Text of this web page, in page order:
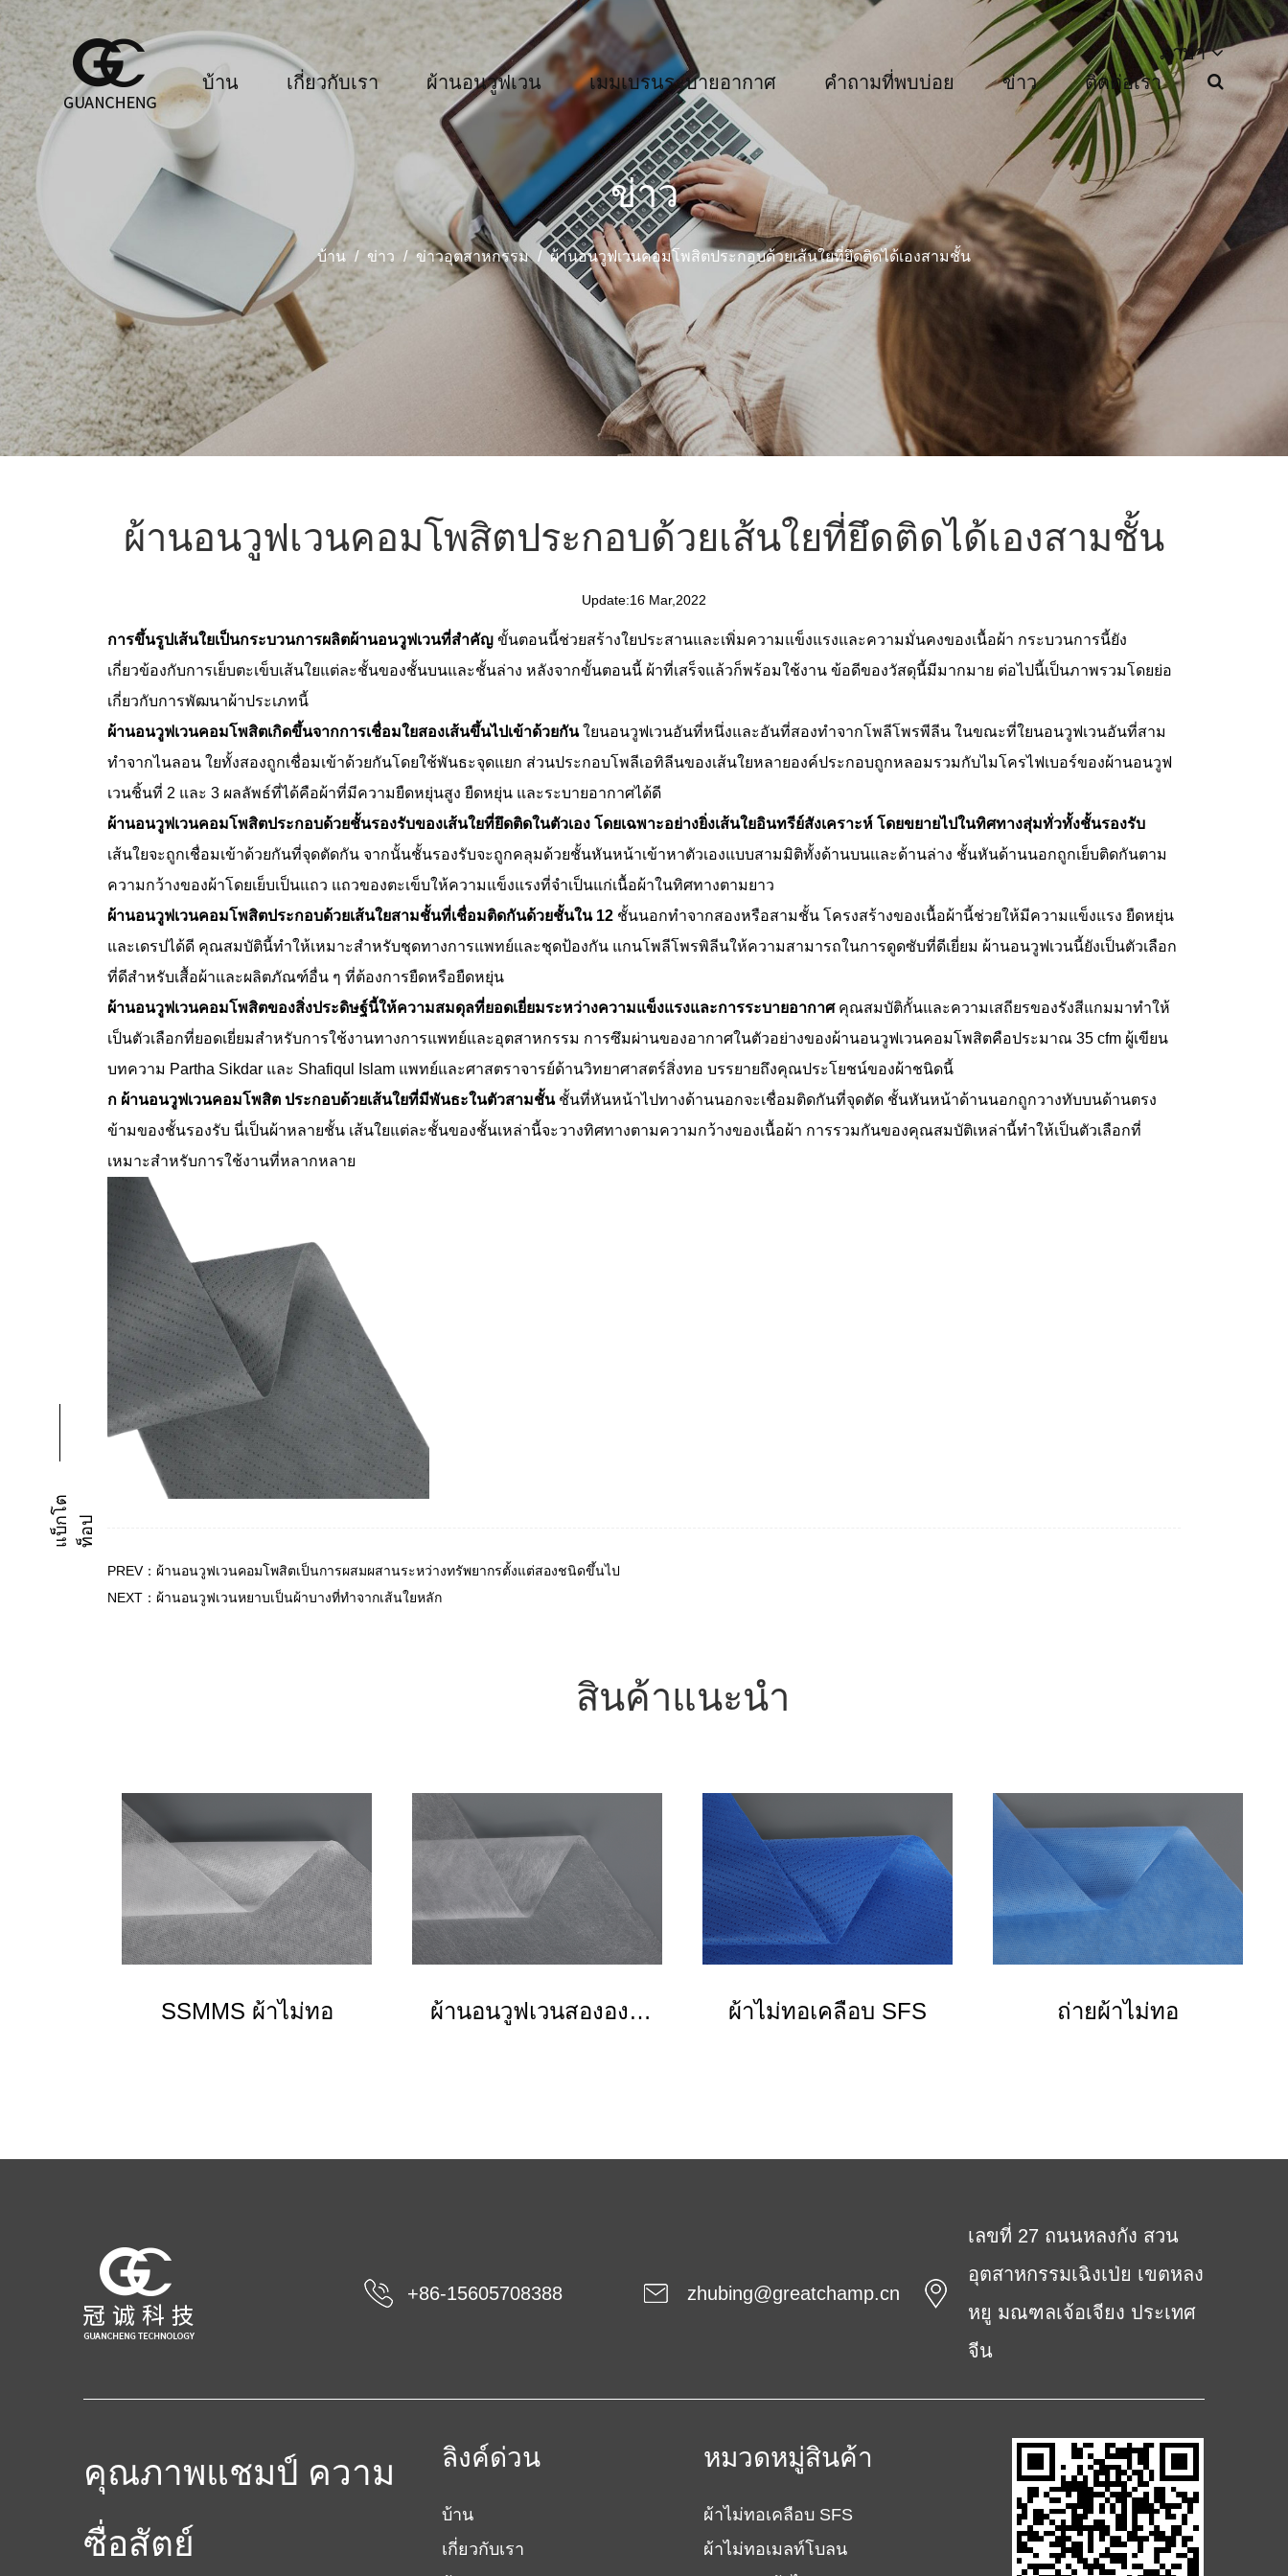
ภาษา
บ้าน
เกี่ยวกับเรา ผ้านอนวูฟเวน เมมเบรนระบายอากาศ คำถามที่พบบ่อย ข่าว ติดต่อเรา
ข่าว
บ้าน / ข่าว / ข่าวอุตสาหกรรม / ผ้านอนวูฟเวนคอมโพสิตประกอบด้วยเส้นใยที่ยึดติดได้เองสามชั้น
ผ้านอนวูฟเวนคอมโพสิตประกอบด้วยเส้นใยที่ยึดติดได้เองสามชั้น
Update:16 Mar,2022
การขึ้นรูปเส้นใยเป็นกระบวนการผลิตผ้านอนวูฟเวนที่สำคัญ ขั้นตอนนี้ช่วยสร้างใยประสานและเพิ่มความแข็งแรงและความมั่นคงของเนื้อผ้า กระบวนการนี้ยัง
เกี่ยวข้องกับการเย็บตะเข็บเส้นใยแต่ละชั้นของชั้นบนและชั้นล่าง หลังจากขั้นตอนนี้ ผ้าที่เสร็จแล้วก็พร้อมใช้งาน ข้อดีของวัสดุนี้มีมากมาย ต่อไปนี้เป็นภาพรวมโดยย่อ
เกี่ยวกับการพัฒนาผ้าประเภทนี้
ผ้านอนวูฟเวนคอมโพสิตเกิดขึ้นจากการเชื่อมใยสองเส้นขึ้นไปเข้าด้วยกันใยนอนวูฟเวนอันที่หนึ่งและอันที่สองทำจากโพลีโพรพีลีน ในขณะที่ใยนอนวูฟเวนอันที่สาม
ทำจากไนลอน ใยทั้งสองถูกเชื่อมเข้าด้วยกันโดยใช้พันธะจุดแยก ส่วนประกอบโพลีเอทิลีนของเส้นใยหลายองค์ประกอบถูกหลอมรวมกับไมโครไฟเบอร์ของผ้านอนวูฟ
เวนชิ้นที่ 2 และ 3 ผลลัพธ์ที่ได้คือผ้าที่มีความยืดหยุ่นสูง ยืดหยุ่น และระบายอากาศได้ดี
ผ้านอนวูฟเวนคอมโพสิตประกอบด้วยชั้นรองรับของเส้นใยที่ยึดติดในตัวเอง โดยเฉพาะอย่างยิ่งเส้นใยอินทรีย์สังเคราะห์ โดยขยายไปในทิศทางสุ่มทั่วทั้งชั้นรองรับ
เส้นใยจะถูกเชื่อมเข้าด้วยกันที่จุดตัดกัน จากนั้นชั้นรองรับจะถูกคลุมด้วยชั้นหันหน้าเข้าหาตัวเองแบบสามมิติทั้งด้านบนและด้านล่าง ชั้นหันด้านนอกถูกเย็บติดกันตาม
ความกว้างของผ้าโดยเย็บเป็นแถว แถวของตะเข็บให้ความแข็งแรงที่จำเป็นแก่เนื้อผ้าในทิศทางตามยาว
ผ้านอนวูฟเวนคอมโพสิตประกอบด้วยเส้นใยสามชั้นที่เชื่อมติดกันด้วยชั้นใน 12 ชั้นนอกทำจากสองหรือสามชั้น โครงสร้างของเนื้อผ้านี้ช่วยให้มีความแข็งแรง ยืดหยุ่น
และเดรปได้ดี คุณสมบัตินี้ทำให้เหมาะสำหรับชุดทางการแพทย์และชุดป้องกัน แกนโพลีโพรพิลีนให้ความสามารถในการดูดซับที่ดีเยี่ยม ผ้านอนวูฟเวนนี้ยังเป็นตัวเลือก
ที่ดีสำหรับเสื้อผ้าและผลิตภัณฑ์อื่น ๆ ที่ต้องการยืดหรือยืดหยุ่น
ผ้านอนวูฟเวนคอมโพสิตของสิ่งประดิษฐ์นี้ให้ความสมดุลที่ยอดเยี่ยมระหว่างความแข็งแรงและการระบายอากาศ คุณสมบัติกั้นและความเสถียรของรังสีแกมมาทำให้
เป็นตัวเลือกที่ยอดเยี่ยมสำหรับการใช้งานทางการแพทย์และอุตสาหกรรม การซึมผ่านของอากาศในตัวอย่างของผ้านอนวูฟเวนคอมโพสิตคือประมาณ 35 cfm ผู้เขียน
บทความ Partha Sikdar และ Shafiqul Islam แพทย์และศาสตราจารย์ด้านวิทยาศาสตร์สิ่งทอ บรรยายถึงคุณประโยชน์ของผ้าชนิดนี้
ก ผ้านอนวูฟเวนคอมโพสิต ประกอบด้วยเส้นใยที่มีพันธะในตัวสามชั้น ชั้นที่หันหน้าไปทางด้านนอกจะเชื่อมติดกันที่จุดตัด ชั้นหันหน้าด้านนอกถูกวางทับบนด้านตรง
ข้ามของชั้นรองรับ นี่เป็นผ้าหลายชั้น เส้นใยแต่ละชั้นของชั้นเหล่านี้จะวางทิศทางตามความกว้างของเนื้อผ้า การรวมกันของคุณสมบัติเหล่านี้ทำให้เป็นตัวเลือกที่
เหมาะสำหรับการใช้งานที่หลากหลาย
PREV：ผ้านอนวูฟเวนคอมโพสิตเป็นการผสมผสานระหว่างทรัพยากรตั้งแต่สองชนิดขึ้นไป
NEXT：ผ้านอนวูฟเวนหยาบเป็นผ้าบางที่ทำจากเส้นใยหลัก
สินค้าแนะนำ
SSMMS ผ้าไม่ทอ
ผ้านอนวูฟเวนสององค์
ผ้าไม่ทอเคลือบ SFS ถ่ายผ้าไม่ทอ
+86-15605708388 zhubing@greatchamp.cn
เลขที่ 27 ถนนหลงกัง สวน
อุตสาหกรรมเฉิงเป่ย เขตหลง
หยู มณฑลเจ้อเจียง ประเทศ
จีน
คุณภาพแชมป์ ความ
ซื่อสัตย์
ลิงค์ด่วน
บ้าน
เกี่ยวกับเรา
หมวดหมู่สินค้า
ผ้าไม่ทอเคลือบ SFS
ผ้าไม่ทอเมลท์โบลน
แ
บ็ ก
โ
ต
ท็
อ ป